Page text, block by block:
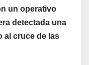
un operativo
detectada una
al cruce de las